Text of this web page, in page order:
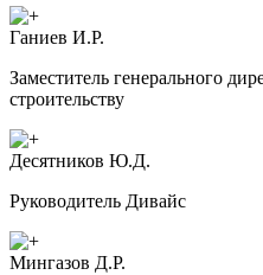
Ганиев И.Р.
Заместитель генерального
строительству
Десятников Ю.Д.
Руководитель Дивайс
Мингазов Д.Р.